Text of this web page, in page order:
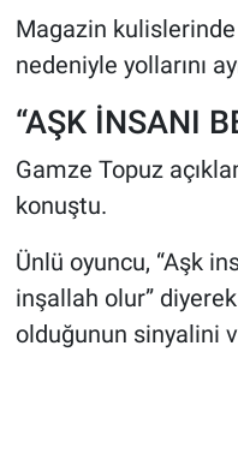
Magazin
nedeniyle yollarını
“AŞK İNSANI
Gamze Topuz
konuştu.
Ünlü oyuncu, “Aşk
inşallah olur”
olduğunun sinyalini